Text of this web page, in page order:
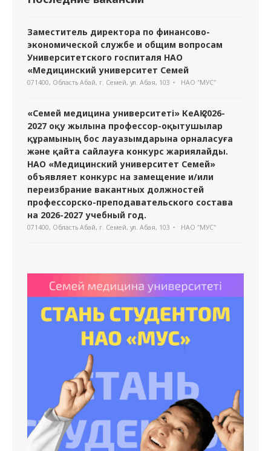
Заместитель директора по финансово-
экономической службе и общим вопросам
Университетского госпиталя НАО
«Медицинский университет Семей
071400, Область Абай, г. Семей, ул. Абая, 103 НАО "МУС"
«Семей медицина университеті» КеАҚ 2026-
2027 оқу жылына профессор-оқытушылар
құрамының бос лауазымдарына орналасуға
және қайта сайлауға конкурс жариялайды.
НАО «Медицинский университет Семей»
объявляет конкурс на замещение и/или
переизбрание вакантных должностей
профессорско-преподавательского состава
на 2026-2027 учебный год.
071400, Область Абай, г. Семей, ул. Абая, 103 НАО "МУС"